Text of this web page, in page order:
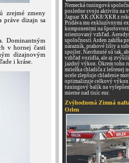
zrejmé zmeny
práve dizajn sa
Dominantným
v hornej časti
dizajnovým
i kráse.
Nemecká tuningová
posledne svoju aktivitu na
Jaguar XK (XK8/XKR z
Pridáva mu exkluzívnymi
komponentmi na
orientovaný vzhľad.
spoločnosti Arden zahŕňa
nárazník, prahové lišty a
spojler. Navrhnuté sú tak,
vzhľad vozidla, ale aj
jazdný výkon. Okrem toho
mriežka chladiča z leštenej
ocele zlepšuje chladenie
optimalizuje celkový
tuningový balík na
mierne nad tisíc eur.
Zvýhodnená Zimná
Orlen